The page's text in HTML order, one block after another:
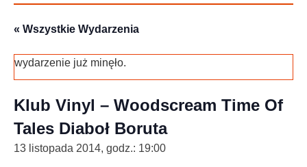
« Wszystkie Wydarzenia
wydarzenie już minęło.
Klub Vinyl – Woodscream Time Of
Tales Diaboł Boruta
13 listopada 2014, godz.: 19:00